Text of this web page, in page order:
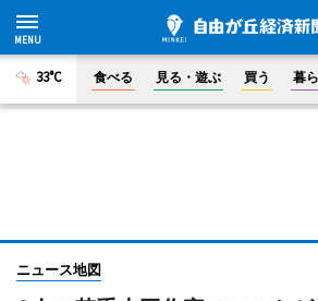
33°C 食べる 見る・遊ぶ 買う 暮
ニュース地図